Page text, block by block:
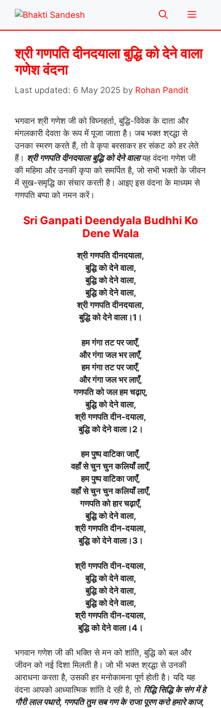
content
Menu
श्री गणपति दीनदयाला बुद्धि को देने वाला
गणेश वंदना
6 May 2025 by Rohan Pandit
भगवान श्री गणेश जी को विघ्नहर्ता, बुद्धि-विवेक के दाता और
मंगलकारी देवता के रूप में पूजा जाता है। जब भक्त श्रद्धा से
उनका स्मरण करते हैं, तो वे कृपा बरसाकर हर संकट को हर लेते
हैं। श्री गणपति दीनदयाला बुद्धि को देने वालायह वंदना गणेश जी
की महिमा और उनकी कृपा को समर्पित है, जो सभी भक्तों के जीवन
में सुख-समृद्धि का संचार करती है। आइए इस वंदना के माध्यम से
गणपति बप्पा को नमन करें।
Sri Ganpati Deendyala Budhhi Ko
Dene Wala
श्री गणपति दीनदयाला,
बुद्धि को देने वाला,
बुद्धि को देने वाला,
बुद्धि को देने वाला,
श्री गणपति दीनदयाला,
बुद्धि को देने वाला।1।
हम गंगा तट पर जाएँ,
और गंगा जल भर लाएँ,
हम गंगा तट पर जाएँ,
और गंगा जल भर लाएँ,
गणपति को जल हम चढ़ाए,
बुद्धि को देने वाला,
श्री गणपति दीन-दयाला,
बुद्धि को देने वाला।2।
हम पुष्प वाटिका जाएँ,
वहाँ से चुन चुन कलियाँ लाएँ,
हम पुष्प वाटिका जाएँ,
वहाँ से चुन चुन कलियाँ लाएँ,
गणपति को हार चढ़ाएँ,
बुद्धि को देने वाला,
श्री गणपति दीन-दयाला,
बुद्धि को देने वाला।3।
श्री गणपति दीन-दयाला,
बुद्धि को देने वाला,
बुद्धि को देने वाला,
बुद्धि को देने वाला,
श्री गणपति दीन-दयाला,
बुद्धि को देने वाला।4।
भगवान गणेश जी की भक्ति से मन को शांति, बुद्धि को बल और
जीवन को नई दिशा मिलती है। जो भी भक्त श्रद्धा से उनकी
आराधना करता है, उसकी हर मनोकामना पूर्ण होती है। यदि यह
वंदना आपको आध्यात्मिक शांति दे रही है, तो रिद्धि सिद्धि के संग में हे
गौरी लाल पधारो, गणपति तुम सब गण के राजा पूरण करो हमारे काज,